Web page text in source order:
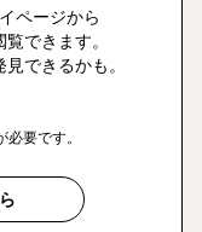
ページから
できます。
できるかも。
要です。